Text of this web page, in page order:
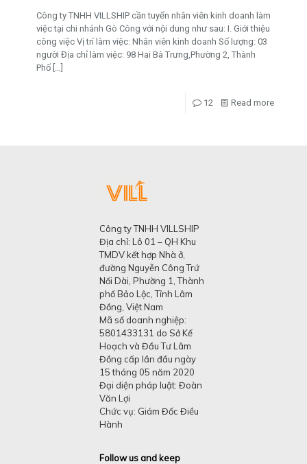
Công ty TNHH VILLSHIP cần tuyển nhân viên kinh doanh làm
việc tại chi nhánh Gò Công với nội dung như sau: I. Giới thiệu
công việc Vị trí làm việc: Nhân viên kinh doanh Số lượng: 03
người Địa chỉ làm việc: 98 Hai Bà Trưng,Phường 2, Thành
Phố
12 Read more
Công ty TNHH VILLSHIP
Địa chỉ: Lô 01 – QH Khu
TMDV kết hợp Nhà ở,
đường Nguyễn Công Trứ
Nối Dài, Phường 1, Thành
phố Bảo Lộc, Tỉnh Lâm
Đồng, Việt Nam
Mã số doanh nghiệp:
5801433131 do Sở Kế
Hoạch và Đầu Tư Lâm
Đồng cấp lần đầu ngày
15 tháng 05 năm 2020
Đại diện pháp luật: Đoàn
Văn Lợi
Chức vụ: Giám Đốc Điều
Hành
Follow us and keep